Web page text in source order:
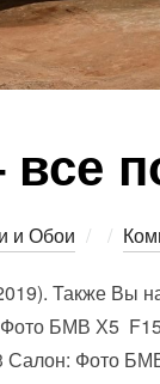
и Обои
Также Вы
БМВ Х5
Фото